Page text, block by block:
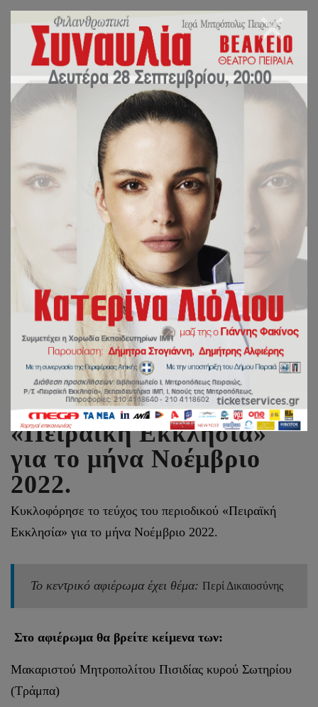
Κυκλοφόρησε το τεύχος
του περιοδικού
«Πειραϊκή Εκκλησία»
για το μήνα Νοέμβριο
2022.
Κυκλοφόρησε το τεύχος του περιοδικού «Πειραϊκή
Εκκλησία» για το μήνα Νοέμβριο 2022.
Το κεντρικό αφιέρωμα έχει θέμα: Περί Δικαιοσύνης
Στο αφιέρωμα θα βρείτε κείμενα των:
Μακαριστού Μητροπολίτου Πισιδίας κυρού Σωτηρίου
(Τράμπα)